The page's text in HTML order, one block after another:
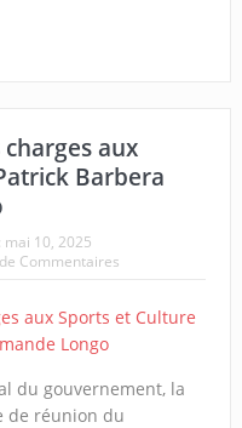
aux
Barbera
mai 10, 2025
Commentaires
du gouvernement, la
de réunion du